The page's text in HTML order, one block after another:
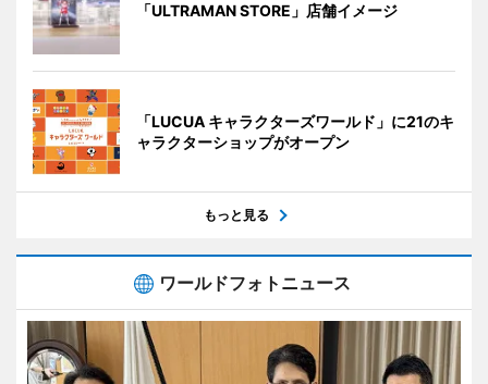
「ULTRAMAN STORE」店舗イメージ
「LUCUA キャラクターズワールド」に21のキ
ャラクターショップがオープン
もっと見る
ワールドフォトニュース